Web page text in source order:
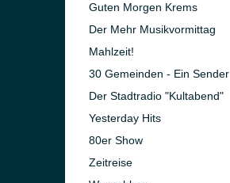
Guten Morgen Krems
Der Mehr Musikvormittag
Mahlzeit!
30 Gemeinden - Ein Sender
Der Stadtradio "Kultabend"
Yesterday Hits
80er Show
Zeitreise